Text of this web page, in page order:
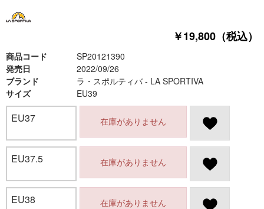
￥19,800（税込）
商品コード
SP20121390
発売日
2022/09/26
ブランド
ラ・スポルティバ - LA SPORTIVA
サイズ
EU39
EU37 在庫がありません
EU37.5 在庫がありません
EU38 在庫がありません